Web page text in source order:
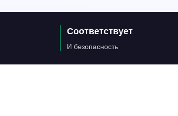
Соответствует
И безопасность